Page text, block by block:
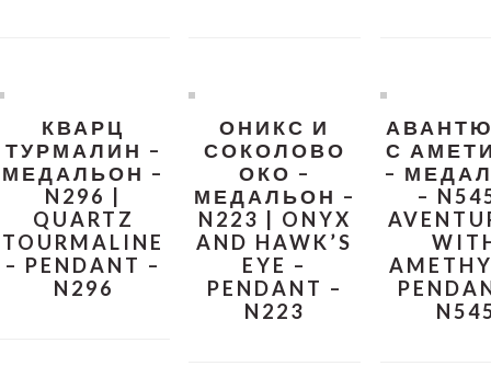
КВАРЦ
ТУРМАЛИН –
МЕДАЛЬОН –
N296 |
QUARTZ
TOURMALINE
– PENDANT –
N296
ОНИКС И
СОКОЛОВО
ОКО –
МЕДАЛЬОН –
N223 | ONYX
AND HAWK’S
EYE –
PENDANT –
N223
С
–
–